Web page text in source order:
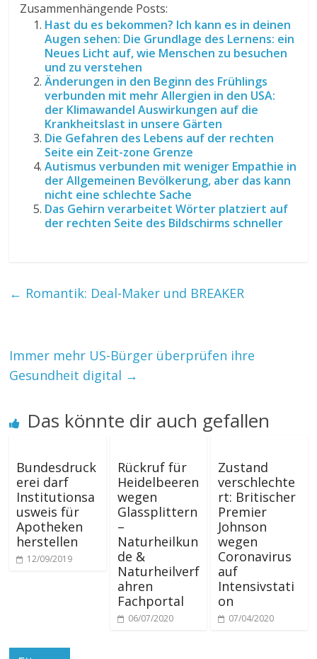
Zusammenhängende Posts:
Hast du es bekommen? Ich kann es in deinen
Augen sehen: Die Grundlage des Lernens: ein
Neues Licht auf, wie Menschen zu besuchen
und zu verstehen
Änderungen in den Beginn des Frühlings
verbunden mit mehr Allergien in den USA:
der Klimawandel Auswirkungen auf die
Krankheitslast in unsere Gärten
Die Gefahren des Lebens auf der rechten
Seite ein Zeit-zone Grenze
Autismus verbunden mit weniger Empathie in
der Allgemeinen Bevölkerung, aber das kann
nicht eine schlechte Sache
Das Gehirn verarbeitet Wörter platziert auf
der rechten Seite des Bildschirms schneller
← Romantik: Deal-Maker und BREAKER
Immer mehr US-Bürger überprüfen ihre
Gesundheit digital →
Das könnte dir auch gefallen
Bundesdruck
erei darf
Institutionsa
usweis für
Apotheken
herstellen
12/09/2019
Rückruf für
Heidelbeeren
wegen
Glassplittern
–
Naturheilkun
de &
Naturheilverf
ahren
Fachportal
06/07/2020
Zustand
verschlechte
rt: Britischer
Premier
Johnson
wegen
Coronavirus
auf
Intensivstati
on
07/04/2020